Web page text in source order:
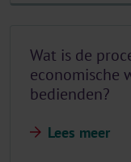
Wat is de
economische
bedienden?
Lees meer